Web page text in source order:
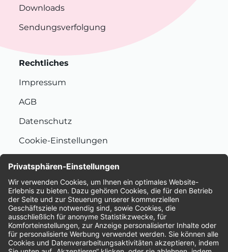
Downloads
Sendungsverfolgung
Rechtliches
Impressum
AGB
Datenschutz
Cookie-Einstellungen
Bewertungen